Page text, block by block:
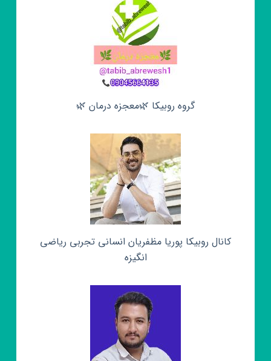
گروه روبیکا 🌿معجزه درمان 🌿
کانال روبیکا پوریا مظفریان انسانی تجربی ریاضی
انگیزه